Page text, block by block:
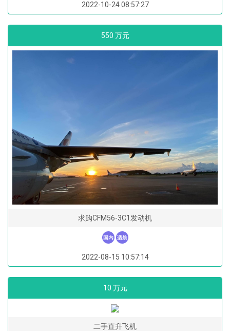
2022-10-24 08:57:27
550 万元
求购CFM56-3C1发动机
国内 适航
2022-08-15 10:57:14
10 万元
二手直升飞机